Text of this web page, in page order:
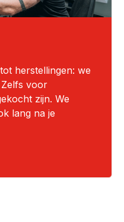
herstellingen: we
voor
zijn. We
lang na je